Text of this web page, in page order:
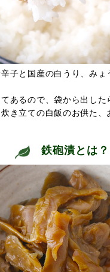
子と国産の白うり、みょ
あるので、袋から出した
き立ての白飯のお供た、
鉄砲漬とは？